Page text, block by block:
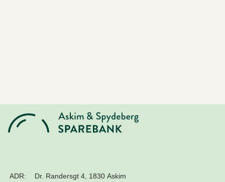
ADR: Dr. Randersgt 4, 1830 Askim